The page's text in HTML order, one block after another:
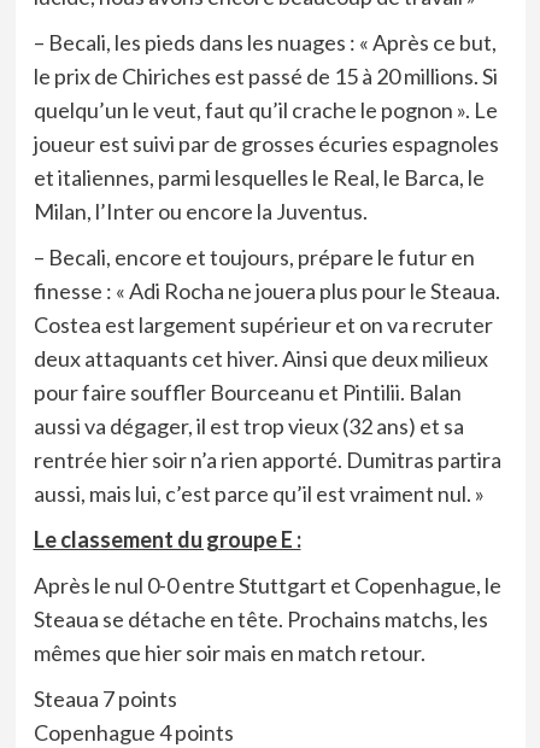
– Becali, les pieds dans les nuages : « Après ce but,
le prix de Chiriches est passé de 15 à 20 millions. Si
quelqu’un le veut, faut qu’il crache le pognon ». Le
joueur est suivi par de grosses écuries espagnoles
et italiennes, parmi lesquelles le Real, le Barca, le
Milan, l’Inter ou encore la Juventus.
– Becali, encore et toujours, prépare le futur en
finesse : « Adi Rocha ne jouera plus pour le Steaua.
Costea est largement supérieur et on va recruter
deux attaquants cet hiver. Ainsi que deux milieux
pour faire souffler Bourceanu et Pintilii. Balan
aussi va dégager, il est trop vieux (32 ans) et sa
rentrée hier soir n’a rien apporté. Dumitras partira
aussi, mais lui, c’est parce qu’il est vraiment nul. »
Le classement du groupe E :
Après le nul 0-0 entre Stuttgart et Copenhague, le
Steaua se détache en tête. Prochains matchs, les
mêmes que hier soir mais en match retour.
Steaua 7 points
Copenhague 4 points